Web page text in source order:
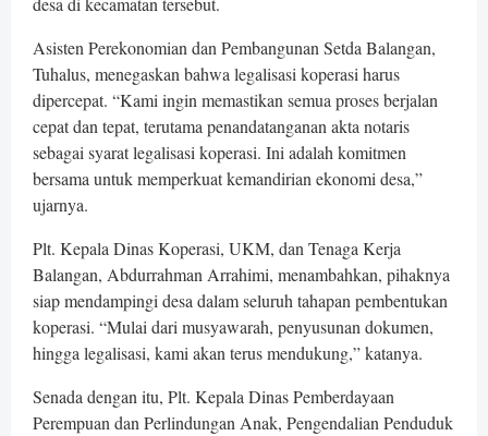
Asisten Perekonomian dan Pembangunan Setda Balangan,
Tuhalus, menegaskan bahwa legalisasi koperasi harus
dipercepat. “Kami ingin memastikan semua proses berjalan
cepat dan tepat, terutama penandatanganan akta notaris
sebagai syarat legalisasi koperasi. Ini adalah komitmen
bersama untuk memperkuat kemandirian ekonomi desa,”
ujarnya.
Plt. Kepala Dinas Koperasi, UKM, dan Tenaga Kerja
Balangan, Abdurrahman Arrahimi, menambahkan, pihaknya
siap mendampingi desa dalam seluruh tahapan pembentukan
koperasi. “Mulai dari musyawarah, penyusunan dokumen,
hingga legalisasi, kami akan terus mendukung,” katanya.
Senada dengan itu, Plt. Kepala Dinas Pemberdayaan
Perempuan dan Perlindungan Anak, Pengendalian Penduduk